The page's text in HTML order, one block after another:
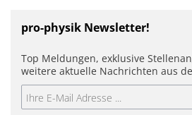
pro-physik Newsletter!
Top Meldungen, exklusive
weitere aktuelle Nachrichten aus